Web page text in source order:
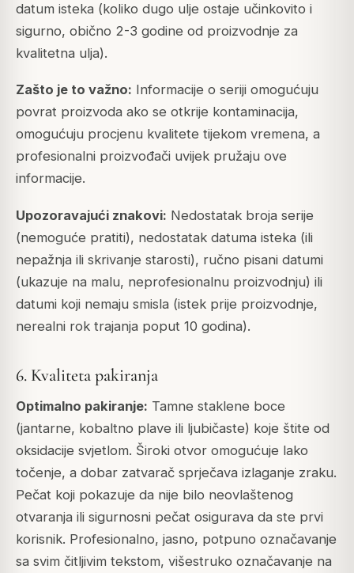
datum isteka (koliko dugo ulje ostaje učinkovito i
sigurno, obično 2-3 godine od proizvodnje za
kvalitetna ulja).
Zašto je to važno: Informacije o seriji omogućuju
povrat proizvoda ako se otkrije kontaminacija,
omogućuju procjenu kvalitete tijekom vremena, a
profesionalni proizvođači uvijek pružaju ove
informacije.
Upozoravajući znakovi: Nedostatak broja serije
(nemoguće pratiti), nedostatak datuma isteka (ili
nepažnja ili skrivanje starosti), ručno pisani datumi
(ukazuje na malu, neprofesionalnu proizvodnju) ili
datumi koji nemaju smisla (istek prije proizvodnje,
nerealni rok trajanja poput 10 godina).
6. Kvaliteta pakiranja
Optimalno pakiranje: Tamne staklene boce
(jantarne, kobaltno plave ili ljubičaste) koje štite od
oksidacije svjetlom. Široki otvor omogućuje lako
točenje, a dobar zatvarač sprječava izlaganje zraku.
Pečat koji pokazuje da nije bilo neovlaštenog
otvaranja ili sigurnosni pečat osigurava da ste prvi
korisnik. Profesionalno, jasno, potpuno označavanje
sa svim čitljivim tekstom, višestruko označavanje na